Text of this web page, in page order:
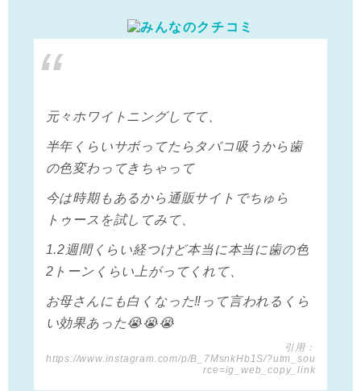
元々ホワイトニングしてて、
半年くらいサボってたらタバコ吸うから歯
の色変わってきちゃって
今は時期もあるから通販サイトでちゅら
トゥースを試してみて、
1.2週間くらい経つけど本当に本当に歯の色
2トーンくらい上がってくれて、
お母さんにも白くなった‼️って言われるくら
い効果あった😭😭😭
引用：
https://www.instagram.com/p/B_7MsnkHb1S/?utm_sou
rce=ig_web_copy_link